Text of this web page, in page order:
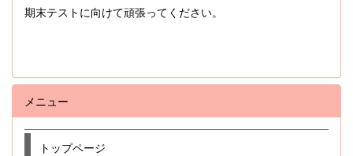
期末テストに向けて頑張ってください。
メニュー
トップページ